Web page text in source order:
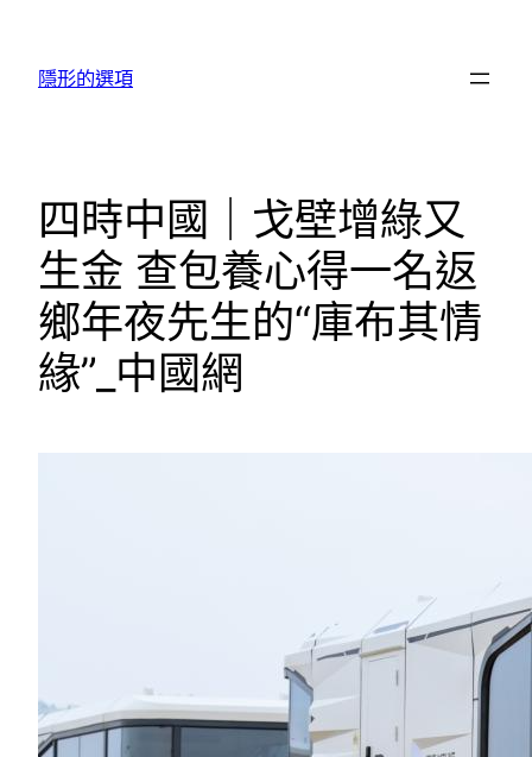
隱形的選項
四時中國｜戈壁增綠又
生金 查包養心得一名返
鄉年夜先生的“庫布其情
緣”_中國網